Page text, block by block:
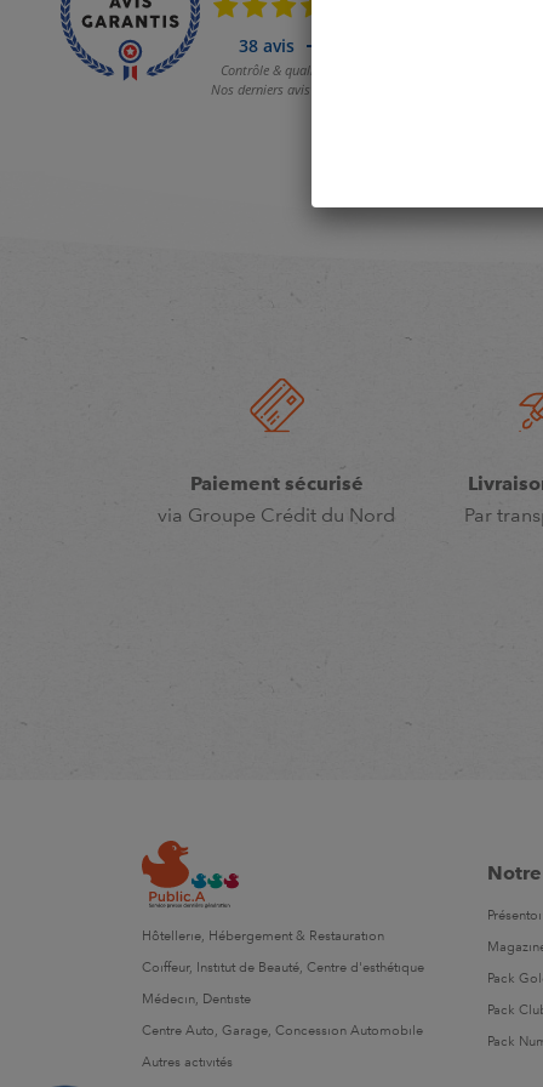
Paiement sécurisé
via Groupe Crédit du Nord
Par
Hôtellerie, Hébergement & Restauration
Coiffeur, Institut de Beauté, Centre d'esthétique
Médecin, Dentiste
Centre Auto, Garage, Concession Automobile
Autres activités
Pack
Pack
Pack